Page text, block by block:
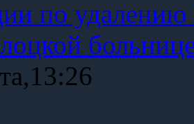
по удалению